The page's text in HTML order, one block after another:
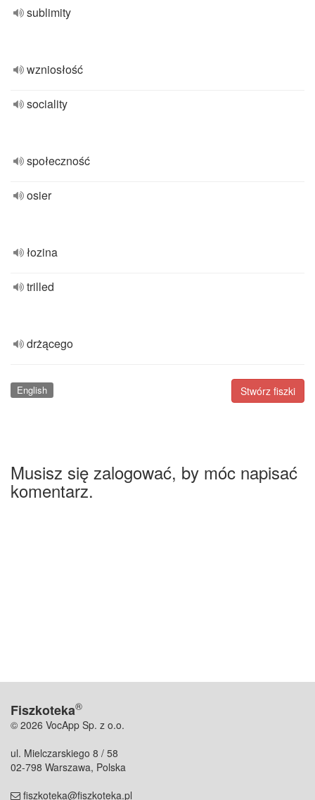
sublimity
wzniosłość
sociality
społeczność
osier
łozina
trilled
drżącego
Stwórz fiszki
English
Musisz się zalogować, by móc napisać
komentarz.
Fiszkoteka®
© 2026 VocApp Sp. z o.o.
ul. Mielczarskiego 8 / 58
02-798 Warszawa, Polska
fiszkoteka@fiszkoteka.pl